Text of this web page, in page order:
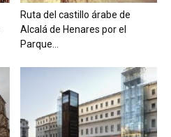
Ruta del castillo árabe de
Alcalá de Henares por el
Parque...